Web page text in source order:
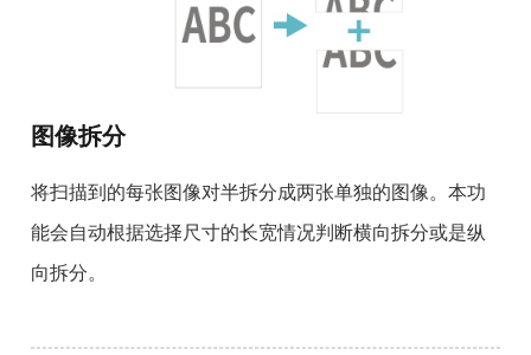
图像拆分
将扫描到的每张图像对半拆分成两张单独的图像。本功
能会自动根据选择尺寸的长宽情况判断横向拆分或是纵
向拆分。